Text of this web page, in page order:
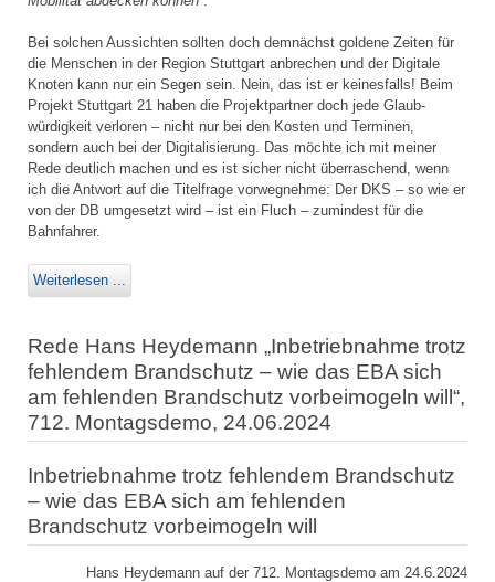
Bei solchen Aussichten sollten doch demnächst goldene Zeiten für
die Menschen in der Region Stuttgart anbrechen und der Digitale
Knoten kann nur ein Segen sein. Nein, das ist er keinesfalls! Beim
Projekt Stuttgart 21 haben die Projektpartner doch jede Glaub­
würdigkeit verloren – nicht nur bei den Kosten und Terminen,
sondern auch bei der Digitalisierung. Das möchte ich mit meiner
Rede deutlich machen und es ist sicher nicht überraschend, wenn
ich die Antwort auf die Titelfrage vorwegnehme: Der DKS – so wie er
von der DB umgesetzt wird – ist ein Fluch – zumindest für die
Bahnfahrer.
Weiterlesen ...
Rede Hans Heydemann „Inbetriebnahme trotz
fehlendem Brandschutz – wie das EBA sich
am fehlenden Brandschutz vorbeimogeln will“,
712. Montagsdemo, 24.06.2024
Inbetriebnahme trotz fehlendem Brandschutz
– wie das EBA sich am fehlenden
Brandschutz vorbeimogeln will
Hans Heydemann auf der 712. Montagsdemo am 24.6.2024